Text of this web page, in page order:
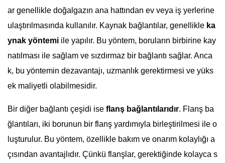
ar genellikle doğalgazın ana hattından ev veya iş yerlerine
ulaştırılmasında kullanılır. Kaynak bağlantılar, genellikle ka
ynak yöntemi ile yapılır. Bu yöntem, boruların birbirine kay
natılması ile sağlam ve sızdırmaz bir bağlantı sağlar. Anca
k, bu yöntemin dezavantajı, uzmanlık gerektirmesi ve yüks
ek maliyetli olabilmesidir.
Bir diğer bağlantı çeşidi ise flanş bağlantılarıdır. Flanş ba
ğlantıları, iki borunun bir flanş yardımıyla birleştirilmesi ile o
luşturulur. Bu yöntem, özellikle bakım ve onarım kolaylığı a
çısından avantajlıdır. Çünkü flanşlar, gerektiğinde kolayca s